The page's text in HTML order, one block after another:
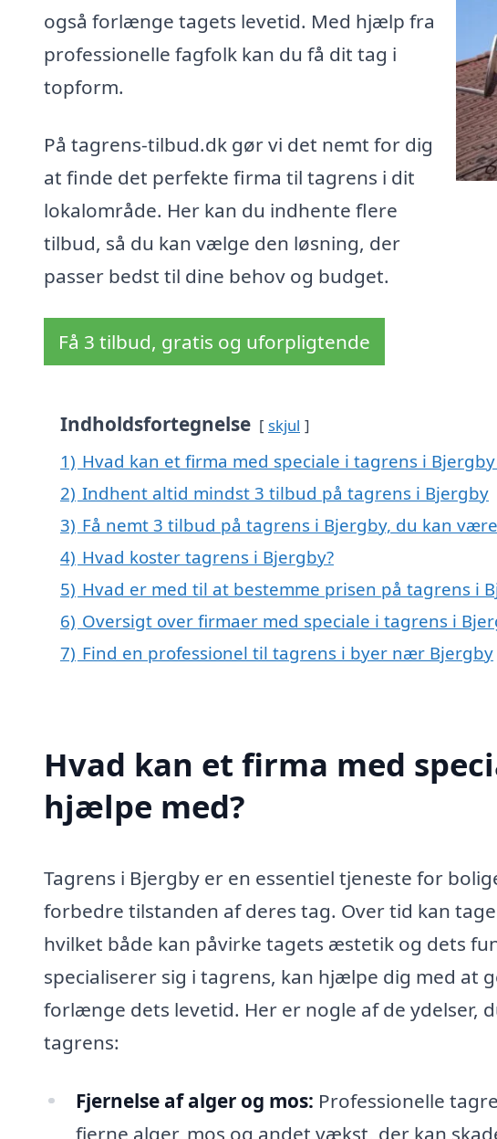
også forlænge tagets levetid. Med hjælp fra
professionelle fagfolk kan du få dit tag i
topform.
På tagrens-tilbud.dk gør vi det nemt for dig
at finde det perfekte firma til tagrens i dit
lokalområde. Her kan du indhente flere
tilbud, så du kan vælge den løsning, der
passer bedst til dine behov og budget.
Få 3 tilbud, gratis og uforpligtende
Indholdsfortegnelse skjul
1) Hvad kan et firma med speciale i tagrens i
2) Indhent altid mindst 3 tilbud på tagrens i Bjergby
3) Få nemt 3 tilbud på tagrens i Bjergby, du kan
4) Hvad koster tagrens i Bjergby?
5) Hvad er med til at bestemme prisen på tagrens i
6) Oversigt over firmaer med speciale i tagrens i
7) Find en professionel til tagrens i byer nær Bjergby
Hvad kan et firma med
hjælpe med?
Tagrens i Bjergby er en essentiel tjeneste for
forbedre tilstanden af deres tag. Over tid kan
hvilket både kan påvirke tagets æstetik og dets
specialiserer sig i tagrens, kan hjælpe dig med at
forlænge dets levetid. Her er nogle af de ydelser,
tagrens:
Fjernelse af alger og mos: Professionelle
fjerne alger, mos og andet vækst, der kan